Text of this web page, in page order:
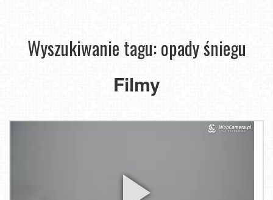
Wyszukiwanie tagu: opady śniegu
Filmy